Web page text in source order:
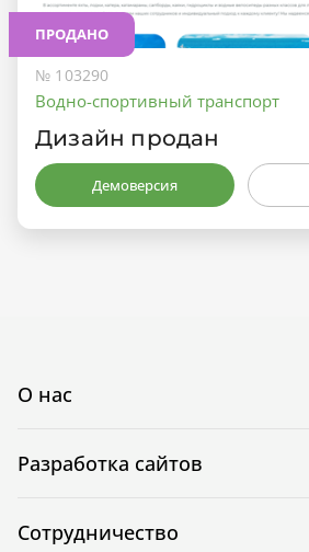
ПРОДАНО
№ 103290
Водно-спортивный транспорт
Дизайн продан
Демоверсия
О нас
Разработка сайтов
Сотрудничество